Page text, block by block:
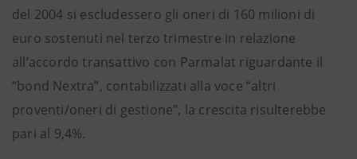
del 2004 si escludessero gli oneri di 160 milioni di
euro sostenuti nel terzo trimestre in relazione
all’accordo transattivo con Parmalat riguardante il
“bond Nextra”, contabilizzati alla voce “altri
proventi/oneri di gestione”, la crescita risulterebbe
pari al 9,4%.